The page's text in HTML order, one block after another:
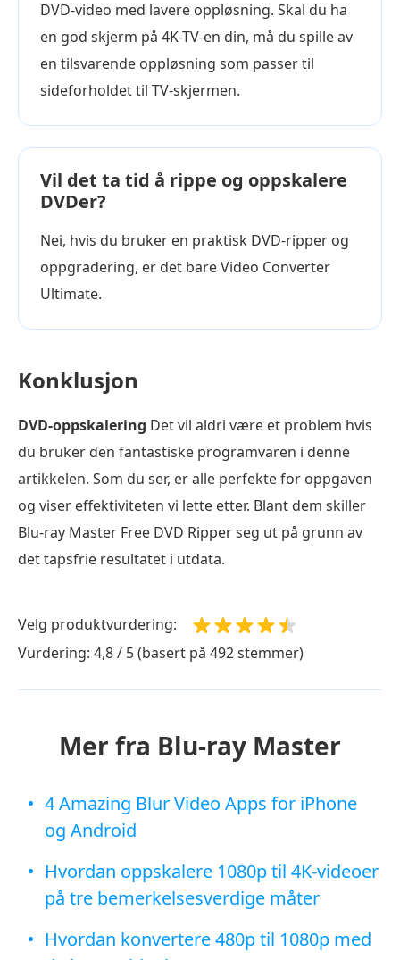
DVD-video med lavere oppløsning. Skal du ha
en god skjerm på 4K-TV-en din, må du spille av
en tilsvarende oppløsning som passer til
sideforholdet til TV-skjermen.
Vil det ta tid å rippe og oppskalere
DVDer?
Nei, hvis du bruker en praktisk DVD-ripper og
oppgradering, er det bare Video Converter
Ultimate.
Konklusjon
DVD-oppskalering Det vil aldri være et problem hvis
du bruker den fantastiske programvaren i denne
artikkelen. Som du ser, er alle perfekte for oppgaven
og viser effektiviteten vi lette etter. Blant dem skiller
Blu-ray Master Free DVD Ripper seg ut på grunn av
det tapsfrie resultatet i utdata.
Velg produktvurdering:
Vurdering: 4,8 / 5 (basert på 492 stemmer)
Mer fra Blu-ray Master
4 Amazing Blur Video Apps for iPhone
og Android
Hvordan oppskalere 1080p til 4K-videoer
på tre bemerkelsesverdige måter
Hvordan konvertere 480p til 1080p med